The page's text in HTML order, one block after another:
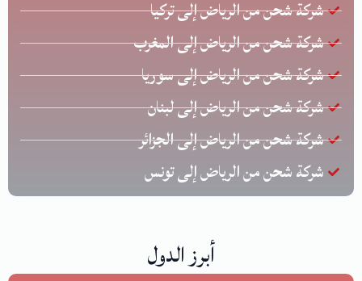
شركة شحن من الرياض إلى تركيا
شركة شحن من الرياض إلى المغرب
شركة شحن من الرياض إلى سوريا
شركة شحن من الرياض إلى لبنان
شركة شحن من الرياض إلى الجزائر
شركة شحن من الرياض إلى تونس
أبرز الدول